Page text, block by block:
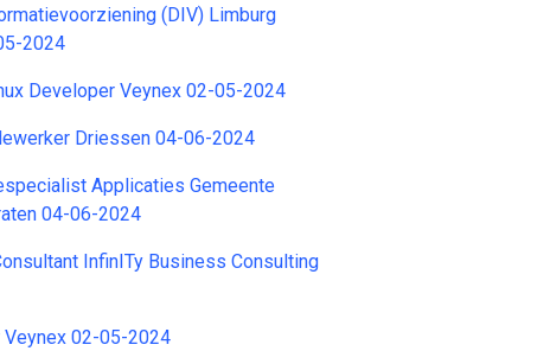
(DIV) Limburg
2024
Developer Veynex 02-05-2024
Driessen 04-06-2024
Applicaties Gemeente
04-06-2024
InfinITy Business Consulting
Veynex 02-05-2024